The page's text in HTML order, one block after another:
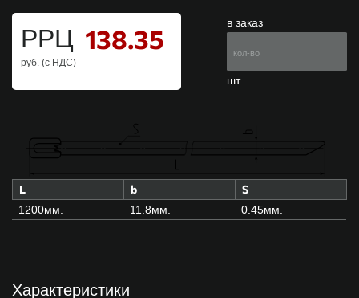
РРЦ
руб. (с НДС)
138.35
в заказ
шт
L b S
1200мм. 11.8мм. 0.45мм.
Характеристики